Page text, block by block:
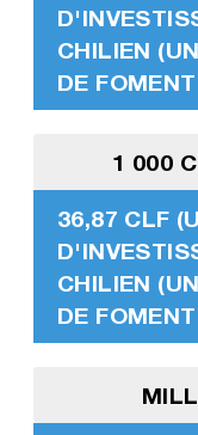
CHILIEN
DE
1 000
36,87 CLF
CHILIEN
DE